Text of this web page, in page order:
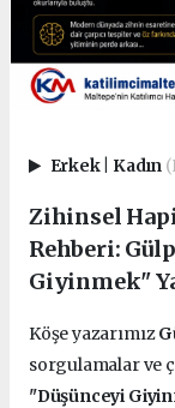
Erkek Kadın
Zihinsel
Rehberi:
Giyinmek"
Köşe yazarımız
sorgulamalar ve
"Düşünceyi